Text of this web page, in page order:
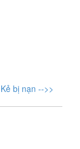
Kẻ bị nạn -->>